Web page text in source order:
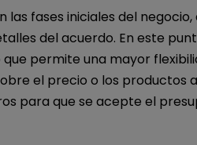
las fases iniciales del
del acuerdo. En este
permite una mayor
el precio o los productos
para que se acepte el